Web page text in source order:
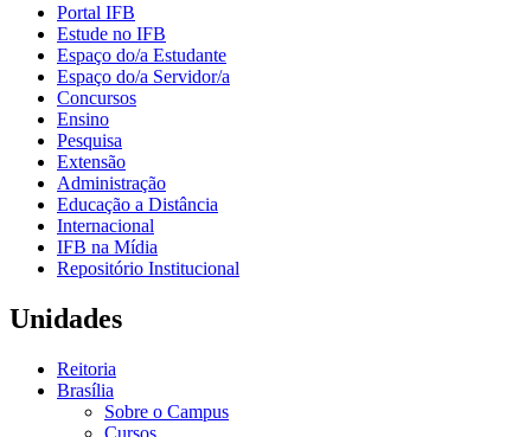
Portal IFB
Estude no IFB
Espaço do/a Estudante
Espaço do/a Servidor/a
Concursos
Ensino
Pesquisa
Extensão
Administração
Educação a Distância
Internacional
IFB na Mídia
Repositório Institucional
Unidades
Reitoria
Brasília
Sobre o Campus
Cursos